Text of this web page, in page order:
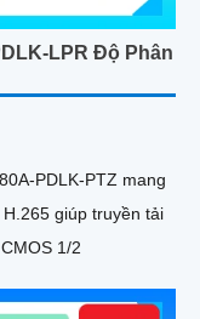
LPR Độ Phân
PDLK-PTZ mang
giúp truyền tải
Cảm biến CMOS 1/2